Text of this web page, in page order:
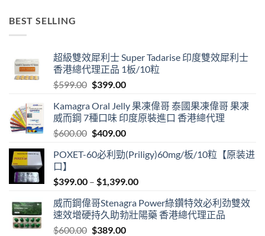
BEST SELLING
超級雙效犀利士 Super Tadarise 印度雙效犀利士
香港總代理正品 1板/10粒
$599.00 Original
was:
$599.00.
$399.00Current
is:
$399.00.
Kamagra Oral Jelly 果凍偉哥 泰國果凍偉哥 果凍
威而鋼 7種口味 印度原裝進口 香港總代理
$600.00 Original
was:
$409.00Current
is:
POXET-60必利勁(Priligy)60mg/板/10粒【原装进
口】
$399.00 – $1,399.00Price
$399.00
through
威而鋼偉哥Stenagra Power綠鑽特效必利劲雙效
速效增硬持久助勃壯陽藥 香港總代理正品
$600.00 Original
$389.00Current